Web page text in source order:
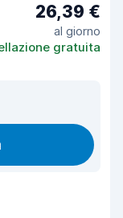
26,39 €
al giorno
gratuita